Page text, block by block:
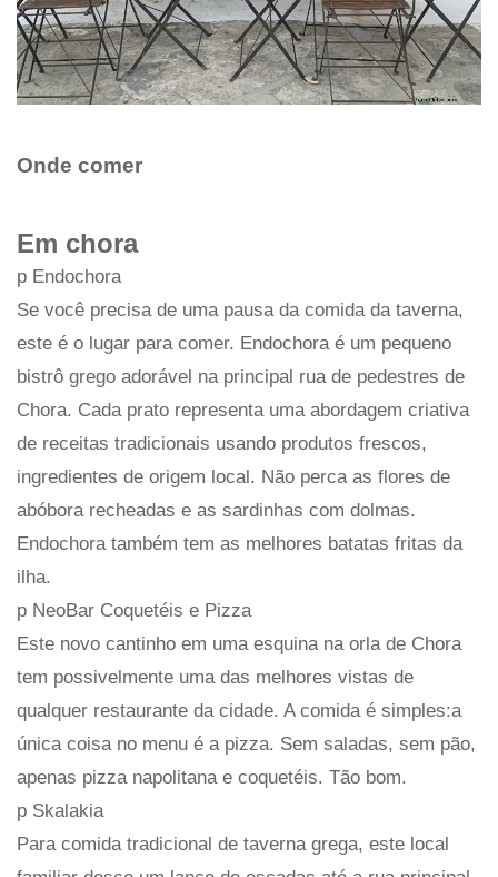
Onde comer
Em chora
p Endochora
Se você precisa de uma pausa da comida da taverna,
este é o lugar para comer. Endochora é um pequeno
bistrô grego adorável na principal rua de pedestres de
Chora. Cada prato representa uma abordagem criativa
de receitas tradicionais usando produtos frescos,
ingredientes de origem local. Não perca as flores de
abóbora recheadas e as sardinhas com dolmas.
Endochora também tem as melhores batatas fritas da
ilha.
p NeoBar Coquetéis e Pizza
Este novo cantinho em uma esquina na orla de Chora
tem possivelmente uma das melhores vistas de
qualquer restaurante da cidade. A comida é simples:a
única coisa no menu é a pizza. Sem saladas, sem pão,
apenas pizza napolitana e coquetéis. Tão bom.
p Skalakia
Para comida tradicional de taverna grega, este local